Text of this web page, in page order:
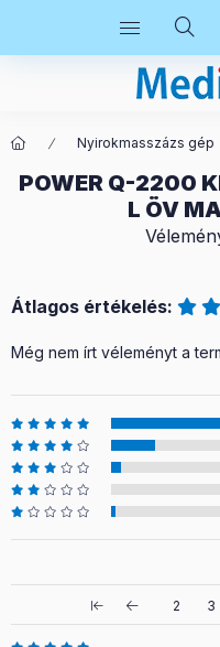
Nyirokmasszázs gép
POWER Q-2200
L ÖV
Átlagos értékelés:
Még nem írt véleményt a
2 3